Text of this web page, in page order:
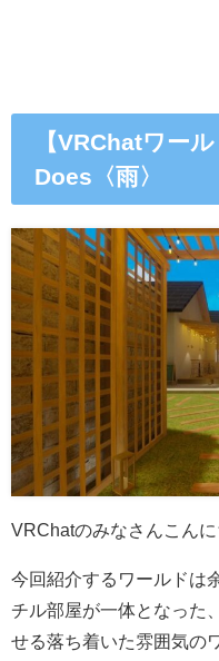
【VRChatワー
Does〈雨〉
VRChatのみなさんこんに
今回紹介するワールドは
チル部屋が一体となった
せる落ち着いた雰囲気の